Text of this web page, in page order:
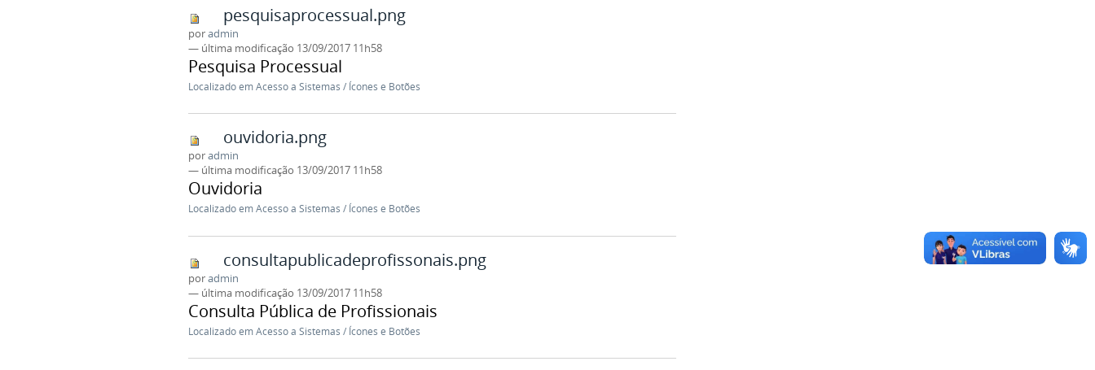
pesquisaprocessual.png
poradmin
— última modificação 13/09/2017 11h58
Pesquisa Processual
Localizado emAcesso a Sistemas / Ícones e Botões
ouvidoria.png
poradmin
— última modificação 13/09/2017 11h58
Ouvidoria
Localizado emAcesso a Sistemas / Ícones e Botões
consultapublicadeprofissonais.png
poradmin
— última modificação 13/09/2017 11h58
Consulta Pública de Profissionais
Localizado emAcesso a Sistemas / Ícones e Botões